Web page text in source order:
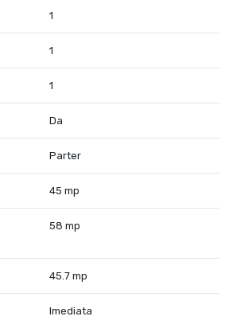
si este INTABULATA. Se percepe
imobiliar 3%( usor neg.) la semnarea
antecontract-contractului si predarea
1
1
1
Da
Parter
45 mp
58 mp
45.7 mp
Imediata